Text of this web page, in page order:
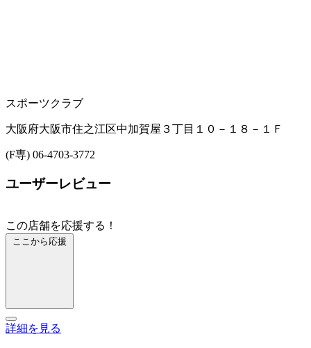
スポーツクラブ
大阪府大阪市住之江区中加賀屋３丁目１０－１８－１Ｆ
(F専) 06-4703-3772
ユーザーレビュー
この店舗を応援する！
ここから応援
詳細を見る